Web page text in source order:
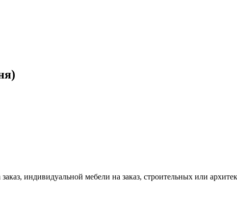
индивидуальной мебели на заказ, строительных или